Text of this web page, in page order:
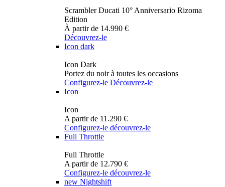
Scrambler Ducati 10° Anniversario Rizoma
Edition
À partir de 14.990 €
Découvrez-le
Icon dark
Icon Dark
Portez du noir à toutes les occasions
Configurez-le Découvrez-le
Icon
Icon
A partir de 11.290 €
Configurez-le découvrez-le
Full Throttle
Full Throttle
A partir de 12.790 €
Configurez-le découvrez-le
new Nightshift